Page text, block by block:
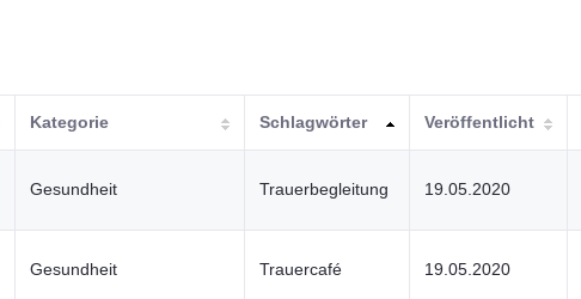
Kategorie Schlagwörter Veröffentlicht
Gesundheit Trauerbegleitung 19.05.2020
Gesundheit Trauercafé 19.05.2020